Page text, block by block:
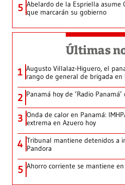
5 Abelardo de la Espriella asume
que marcarán su gobierno
Últimas
1 Augusto Villalaz-Higuero, el
rango de general de brigada en
2 Panamá hoy de ‘Radio
3 Onda de calor en Panamá:
extrema en Azuero hoy
4 Tribunal mantiene detenidos a
Pandora
5 Ahorro corriente se mantiene